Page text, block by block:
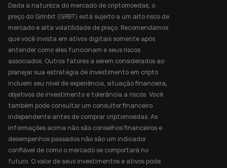
Dada a natureza do mercado de criptomoedas, o
preço do Grinbit (GRBT) está sujeito a um alto risco de
mercado e alta volatilidade de preço. Recomendamos
que você invista em ativos digitais somente após
entender como eles funcionam e seus riscos
associados. Outros fatores a serem considerados ao
planejar sua estratégia de investimento em cripto
incluem seu nível de experiência, situação financeira,
objetivos de investimento e tolerância a riscos. Você
também pode consultar um consultor financeiro
independente antes de comprar criptomoedas. As
informações acima não são conselhos financeiros e
desempenhos passados não são um indicador
confiável de como o mercado se comportará no
futuro. O valor de seus investimentos e ativos pode